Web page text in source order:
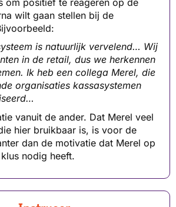
wilt gaan stellen bij de
is natuurlijk vervelend… Wij
in de retail, dus we herkennen
Ik heb een collega Merel, die
organisaties kassasystemen
vanuit de ander. Dat Merel veel
hier bruikbaar is, is voor de
dan de motivatie dat Merel op
nodig heeft.